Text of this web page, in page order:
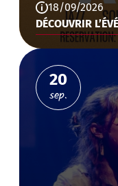
18/09/2026
DÉCOUVRIR
20
sep.